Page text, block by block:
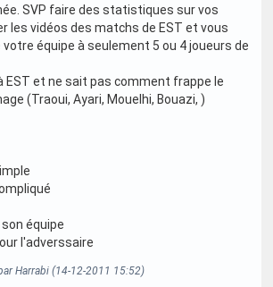
SVP faire des statistiques sur vos
les vidéos des matchs de EST et vous
équipe à seulement 5 ou 4 joueurs de
EST et ne sait pas comment frappe le
(Traoui, Ayari, Mouelhi, Bouazi, )
équipe
l'adverssaire
Harrabi (14-12-2011 15:52)